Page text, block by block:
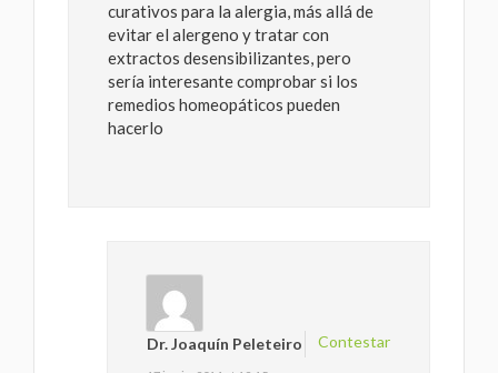
curativos para la alergia, más allá de
evitar el alergeno y tratar con
extractos desensibilizantes, pero
sería interesante comprobar si los
remedios homeopáticos pueden
hacerlo
Contestar
Dr. Joaquín Peleteiro